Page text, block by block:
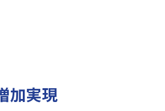
加実現